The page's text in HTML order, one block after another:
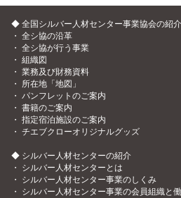
◆ 全国シルバー人材センター事業協会の紹介
・全シ協の沿革
・全シ協が行う事業
・組織図
・業務及び財務資料
・ 所在地「地図」
・ パンフレットのご案内
・書籍のご案内
・指定宿泊施設のご案内
・チエブクローオリジナルグッズ
◆ シルバー人材センターの紹介
・ シルバー人材センターとは
・ シルバー人材センター事業のしくみ
・ シルバー人材センター事業の会員組織と